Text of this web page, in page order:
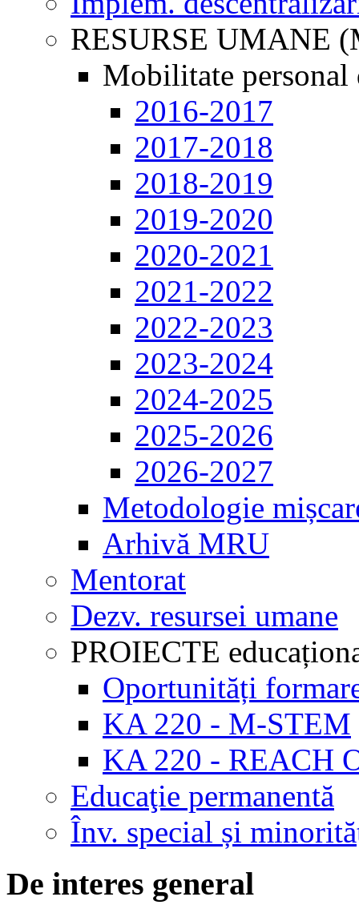
RESURSE UMANE
Mobilitate personal
2016-2017
2017-2018
2018-2019
2019-2020
2020-2021
2021-2022
2022-2023
2023-2024
2024-2025
2025-2026
2026-2027
Metodologie
Arhivă MRU
Mentorat
Dezv. resursei umane
PROIECTE
Oportunități
KA 220 - M-STEM
KA 220 - REACH
Educaţie permanentă
Înv. special și
De interes general